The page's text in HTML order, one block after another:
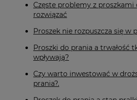
Częste problemy z proszkami
rozwiązać
Proszek nie rozpuszcza się w
Proszki do prania a trwałość
wpływają?
Czy warto inwestować w
prania?.